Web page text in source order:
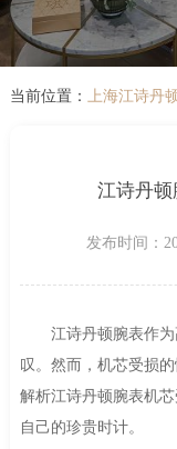
当前位置： 上海江诗丹
江诗丹
发布时间：
江诗丹顿腕表作为
叹。然而，机芯受损
解析江诗丹顿腕表机
自己的珍贵时计。